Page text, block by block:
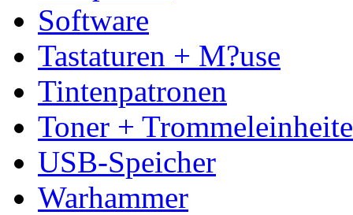
Software
Tastaturen + M?use
Tintenpatronen
Toner +
USB-Speicher
Warhammer